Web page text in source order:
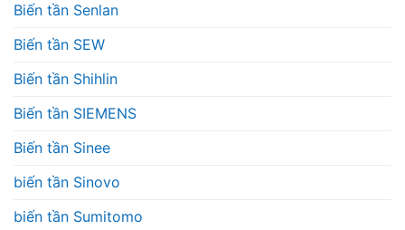
Biến tần Senlan
Biến tần SEW
Biến tần Shihlin
Biến tần SIEMENS
Biến tần Sinee
biến tần Sinovo
biến tần Sumitomo